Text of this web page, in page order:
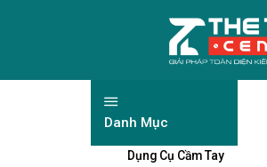
Danh Mục
Dụng Cụ Cầm Tay